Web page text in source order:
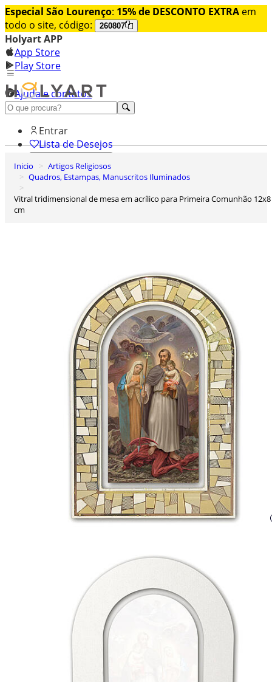
Especial São Lourenço: 15% de DESCONTO EXTRA em
todo o site, código:
260807
Holyart APP
App Store
Play Store
Ajuda e contatos
Conheça premium
Entrar
Lista de Desejos
0
Carrinho de Compras
Inicio
Artigos Religiosos
Quadros, Estampas, Manuscritos Iluminados
Vitral tridimensional de mesa em acrílico para Primeira Comunhão 12x8
cm